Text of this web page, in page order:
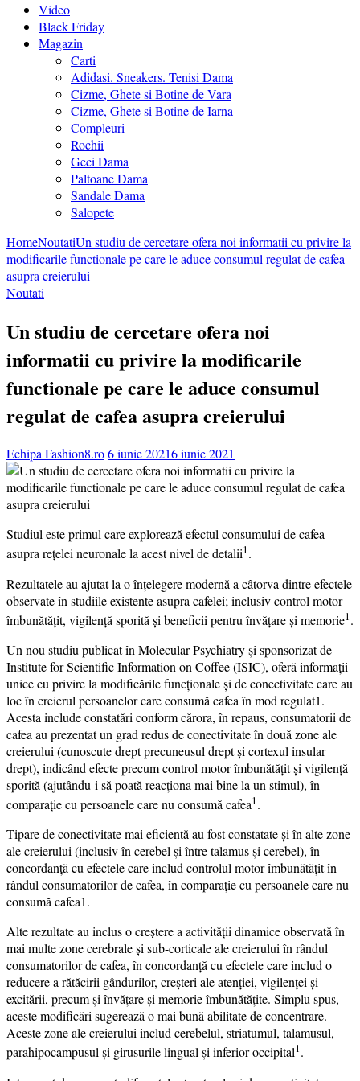
Video
Black Friday
Magazin
Carti
Adidasi. Sneakers. Tenisi Dama
Cizme, Ghete si Botine de Vara
Cizme, Ghete si Botine de Iarna
Compleuri
Rochii
Geci Dama
Paltoane Dama
Sandale Dama
Salopete
HomeNoutatiUn studiu de cercetare ofera noi informatii cu privire la
modificarile functionale pe care le aduce consumul regulat de cafea
asupra creierului
Noutati
Un studiu de cercetare ofera noi
informatii cu privire la modificarile
functionale pe care le aduce consumul
regulat de cafea asupra creierului
Echipa Fashion8.ro6 iunie 20216 iunie 2021
Studiul este primul care explorează efectul consumului de cafea
asupra rețelei neuronale la acest nivel de detalii1.
Rezultatele au ajutat la o înțelegere modernă a câtorva dintre efectele
observate în studiile existente asupra cafelei; inclusiv control motor
îmbunătățit, vigilență sporită și beneficii pentru învățare și memorie1.
Un nou studiu publicat în Molecular Psychiatry și sponsorizat de
Institute for Scientific Information on Coffee (ISIC), oferă informații
unice cu privire la modificările funcționale și de conectivitate care au
loc în creierul persoanelor care consumă cafea în mod regulat1.
Acesta include constatări conform cărora, în repaus, consumatorii de
cafea au prezentat un grad redus de conectivitate în două zone ale
creierului (cunoscute drept precuneusul drept și cortexul insular
drept), indicând efecte precum control motor îmbunătățit și vigilență
sporită (ajutându-i să poată reacționa mai bine la un stimul), în
comparație cu persoanele care nu consumă cafea1.
Tipare de conectivitate mai eficientă au fost constatate și în alte zone
ale creierului (inclusiv în cerebel și între talamus și cerebel), în
concordanță cu efectele care includ controlul motor îmbunătățit în
rândul consumatorilor de cafea, în comparație cu persoanele care nu
consumă cafea1.
Alte rezultate au inclus o creștere a activității dinamice observată în
mai multe zone cerebrale și sub-corticale ale creierului în rândul
consumatorilor de cafea, în concordanță cu efectele care includ o
reducere a rătăcirii gândurilor, creșteri ale atenției, vigilenței și
excitării, precum și învățare și memorie îmbunătățite. Simplu spus,
aceste modificări sugerează o mai bună abilitate de concentrare.
Aceste zone ale creierului includ cerebelul, striatumul, talamusul,
parahipocampusul și girusurile lingual și inferior occipital1.